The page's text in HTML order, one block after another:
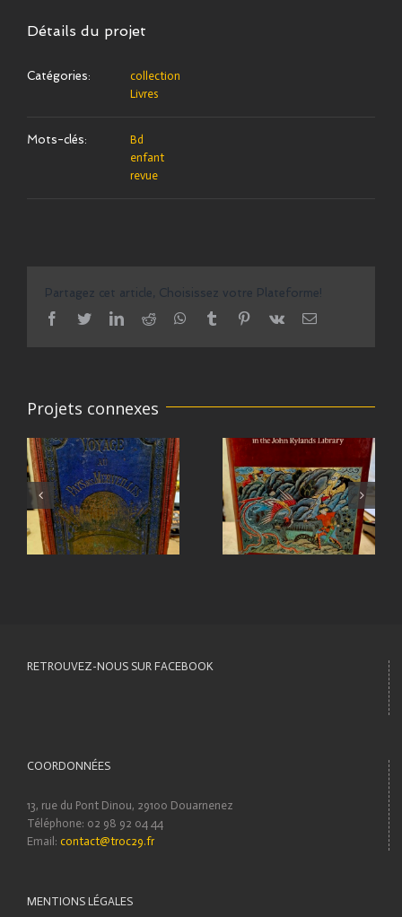
Détails du projet
Catégories:
collection
Livres
Mots-clés:
Bd
enfant
revue
Partagez cet article, Choisissez votre Plateforme!
facebook
twitterlinkedinreddit whatsapptumblr pinterest
vk Email
Projets connexes
RETROUVEZ-NOUS SUR FACEBOOK
COORDONNÉES
13, rue du Pont Dinou, 29100 Douarnenez
Téléphone: 02 98 92 04 44
Email: contact@troc29.fr
MENTIONS LÉGALES